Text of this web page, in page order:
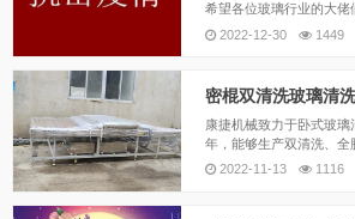
希望各位玻璃行业的大佬
罩”，生命只有一次，只
2022-12-30 1449
密棍双清洗玻璃清
康捷机械致力于卧式玻
年，能够生产双清洗、
各种规格的玻璃清洗机，
2022-11-13 1116